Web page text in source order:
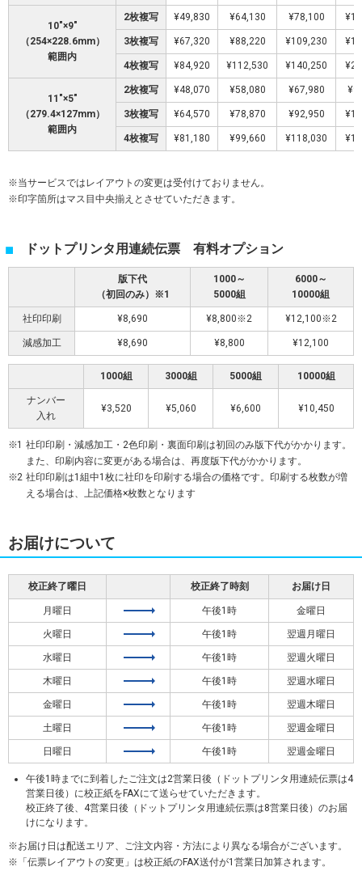
10″×9″
（254×228.6mm）
範囲内
2枚複写 ¥49,830 ¥64,130 ¥78,100
3枚複写 ¥67,320 ¥88,220 ¥109,230
4枚複写 ¥84,920 ¥112,530 ¥140,250
11″×5″
（279.4×127mm）
範囲内
2枚複写 ¥48,070 ¥58,080 ¥67,980
3枚複写 ¥64,570 ¥78,870 ¥92,950
4枚複写 ¥81,180 ¥99,660 ¥118,030
当サービスではレイアウトの変更は受付けておりません。
印字箇所はマス目中央揃えとさせていただきます。
ドットプリンタ用連続伝票 有料オプション
版下代
（初回のみ）※1
1000～
5000組
6000～
10000組
社印印刷 ¥8,690 ¥8,800※2 ¥12,100※2
減感加工 ¥8,690 ¥8,800 ¥12,100
1000組 3000組 5000組 10000組
ナンバー
入れ
¥3,520 ¥5,060 ¥6,600 ¥10,450
1 社印印刷・減感加工・2色印刷・裏面印刷は初回のみ版下代がかかります。
また、印刷内容に変更がある場合は、再度版下代がかかります。
2 社印印刷は1組中1枚に社印を印刷する場合の価格です。印刷する枚数が増
える場合は、上記価格×枚数となります
お届けについて
校正終了曜日 校正終了時刻 お届け日
月曜日 午後1時 金曜日
火曜日 午後1時 翌週月曜日
水曜日 午後1時 翌週火曜日
木曜日 午後1時 翌週水曜日
金曜日 午後1時 翌週木曜日
土曜日 午後1時 翌週金曜日
日曜日 午後1時 翌週金曜日
午後1時までに到着したご注文は2営業日後（ドットプリンタ用連続伝票は4
営業日後）に校正紙をFAXにて送らせていただきます。
校正終了後、4営業日後（ドットプリンタ用連続伝票は8営業日後）のお届
けになります。
お届け日は配送エリア、ご注文内容・方法により異なる場合がございます。
「伝票レイアウトの変更」は校正紙のFAX送付が1営業日加算されます。